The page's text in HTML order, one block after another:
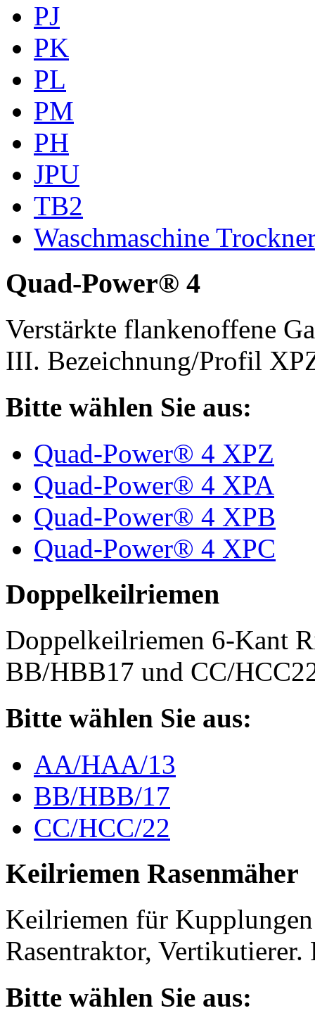
PJ
PK
PL
PM
PH
JPU
TB2
Waschmaschine
Quad-Power® 4
Verstärkte flankenoffene
III. Bezeichnung/Profil
Bitte wählen Sie aus:
Quad-Power® 4 XPZ
Quad-Power® 4 XPA
Quad-Power® 4 XPB
Quad-Power® 4 XPC
Doppelkeilriemen
Doppelkeilriemen 6-Kant
BB/HBB17 und CC/
Bitte wählen Sie aus:
AA/HAA/13
BB/HBB/17
CC/HCC/22
Keilriemen Rasenmäher
Keilriemen für Kupplungen
Rasentraktor,
Bitte wählen Sie aus: